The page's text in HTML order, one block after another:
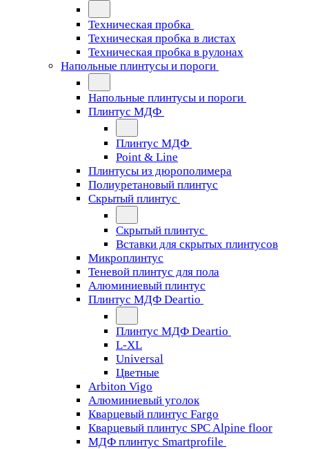
Техническая пробка
Техническая пробка в листах
Техническая пробка в рулонах
Напольные плинтусы и пороги
Напольные плинтусы и пороги
Плинтус МДФ
Плинтус МДФ
Point & Line
Плинтусы из дюрополимера
Полиуретановый плинтус
Скрытый плинтус
Скрытый плинтус
Вставки для скрытых плинтусов
Микроплинтус
Теневой плинтус для пола
Алюминиевый плинтус
Плинтус МДФ Deartio
Плинтус МДФ Deartio
L-XL
Universal
Цветные
Arbiton Vigo
Алюминиевый уголок
Кварцевый плинтус Fargo
Кварцевый плинтус SPC Alpine floor
МДФ плинтус Smartprofile